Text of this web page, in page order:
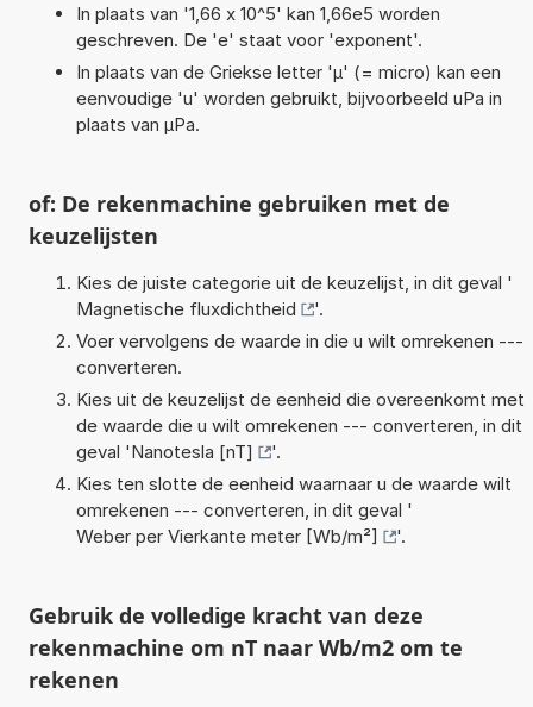
In plaats van '1,66 x 10^5' kan 1,66e5 worden
geschreven. De 'e' staat voor 'exponent'.
In plaats van de Griekse letter 'µ' (= micro) kan een
eenvoudige 'u' worden gebruikt, bijvoorbeeld uPa in
plaats van µPa.
of: De rekenmachine gebruiken met de
keuzelijsten
Kies de juiste categorie uit de keuzelijst, in dit geval '
Magnetische fluxdichtheid
'.
Voer vervolgens de waarde in die u wilt omrekenen ---
converteren.
Kies uit de keuzelijst de eenheid die overeenkomt met
de waarde die u wilt omrekenen --- converteren, in dit
geval 'Nanotesla [nT]
'.
Kies ten slotte de eenheid waarnaar u de waarde wilt
omrekenen --- converteren, in dit geval '
Weber per Vierkante meter [Wb/m²]
'.
Gebruik de volledige kracht van deze
rekenmachine om nT naar Wb/m2 om te
rekenen